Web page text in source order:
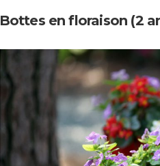
Bottes en floraison (2